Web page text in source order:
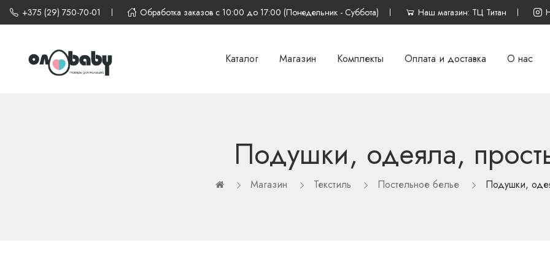
+375 (29) 750-70-01 Обработка заказов с 10:00 до 17:00 (Понедельник - Суббота) Наш магазин: ТЦ Титан
Каталог Магазин Комплекты Оплата и доставка О нас
Подушки, одеяла,
Магазин Текстиль Постельное белье Подушки,